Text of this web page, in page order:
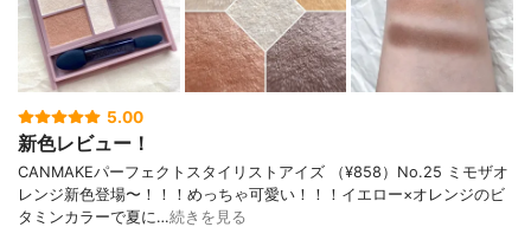
5.00
新色レビュー！
CANMAKEパーフェクトスタイリストアイズ （¥858）No.25 ミモザオ
レンジ新色登場〜！！！めっちゃ可愛い！！！イエロー×オレンジのビ
タミンカラーで夏に…続きを見る